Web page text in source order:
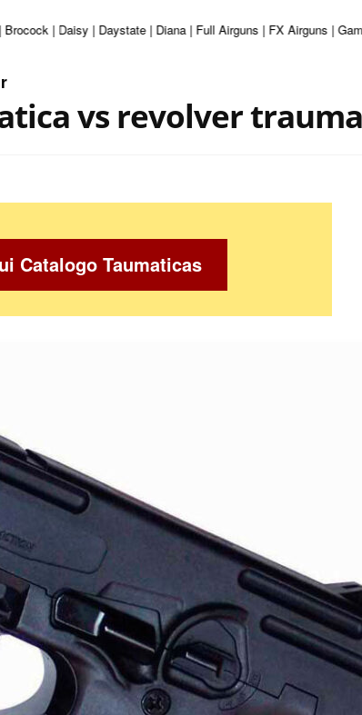
| Daisy | Daystate | Diana | Full Airguns | FX Airguns |
vs revolver
Catalogo Taumaticas